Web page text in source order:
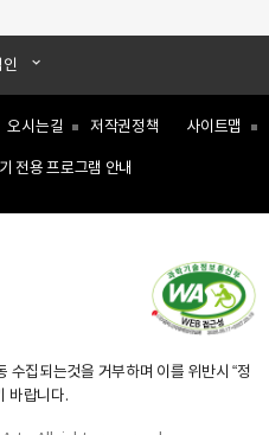
오시는길 저작권정책 사이트맵
전용 프로그램 안내
수집되는것을 거부하며 이를 위반시 “정
바랍니다.